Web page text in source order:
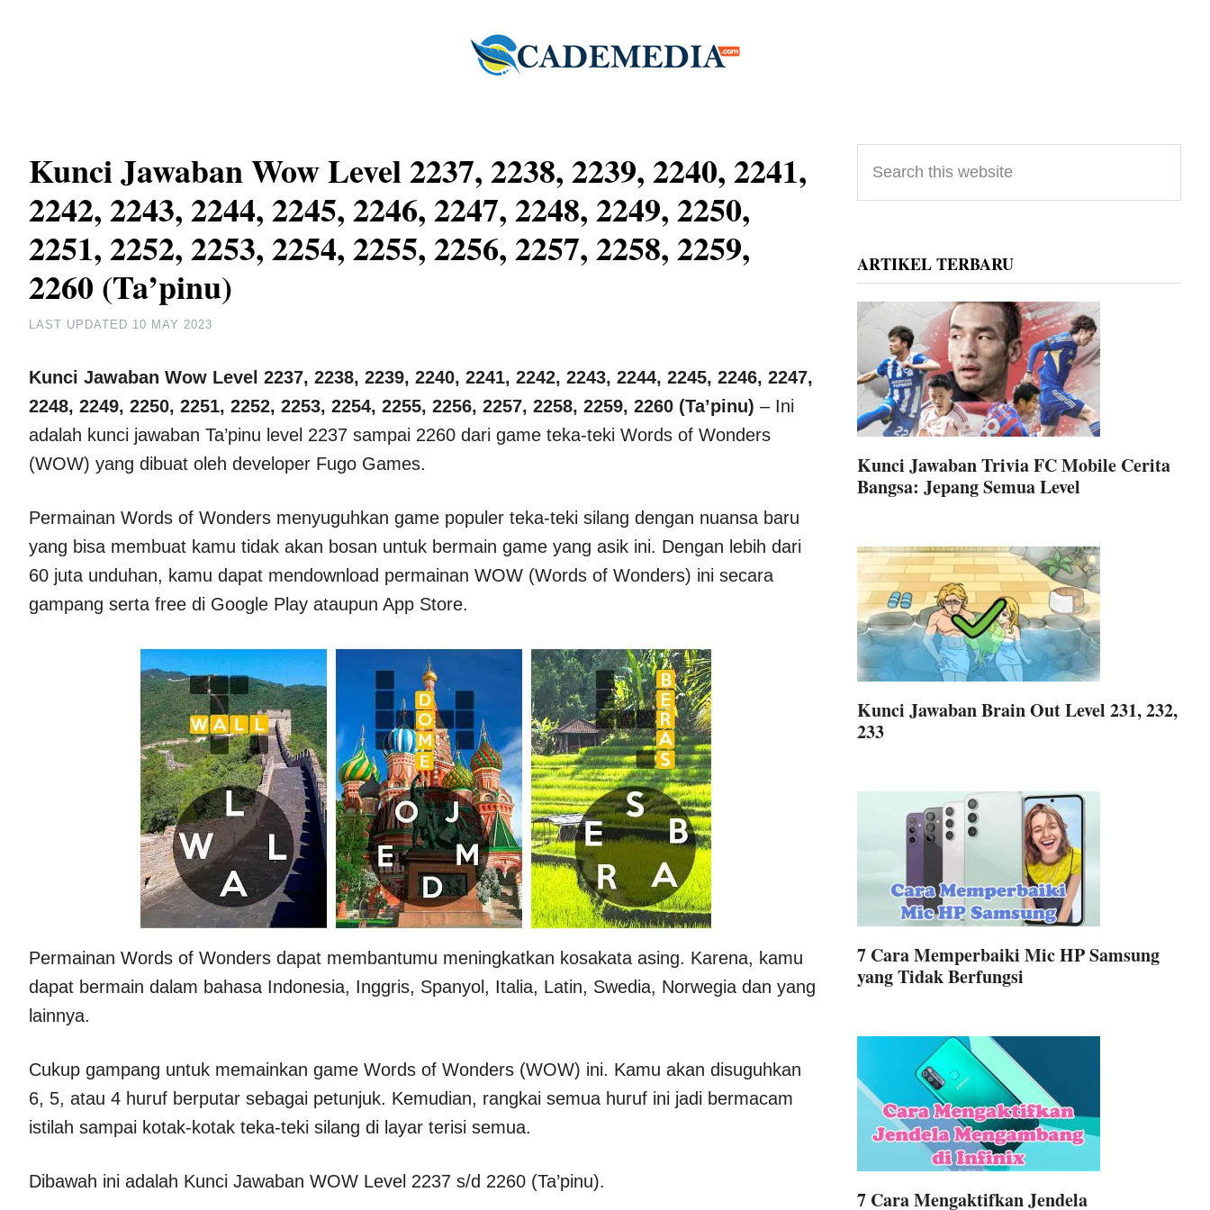
Kunci Jawaban Wow Level 2237, 2238, 2239, 2240, 2241,
2242, 2243, 2244, 2245, 2246, 2247, 2248, 2249, 2250,
2251, 2252, 2253, 2254, 2255, 2256, 2257, 2258, 2259,
2260 (Ta’pinu)
LAST UPDATED 10 MAY 2023
Kunci Jawaban Wow Level 2237, 2238, 2239, 2240, 2241, 2242, 2243, 2244, 2245, 2246, 2247,
2248, 2249, 2250, 2251, 2252, 2253, 2254, 2255, 2256, 2257, 2258, 2259, 2260 (Ta’pinu) – Ini
adalah kunci jawaban Ta’pinu level 2237 sampai 2260 dari game teka-teki Words of Wonders
(WOW) yang dibuat oleh developer Fugo Games.
Permainan Words of Wonders menyuguhkan game populer teka-teki silang dengan nuansa baru
yang bisa membuat kamu tidak akan bosan untuk bermain game yang asik ini. Dengan lebih dari
60 juta unduhan, kamu dapat mendownload permainan WOW (Words of Wonders) ini secara
gampang serta free di Google Play ataupun App Store.
Permainan Words of Wonders dapat membantumu meningkatkan kosakata asing. Karena, kamu
dapat bermain dalam bahasa Indonesia, Inggris, Spanyol, Italia, Latin, Swedia, Norwegia dan yang
lainnya.
Cukup gampang untuk memainkan game Words of Wonders (WOW) ini. Kamu akan disuguhkan
6, 5, atau 4 huruf berputar sebagai petunjuk. Kemudian, rangkai semua huruf ini jadi bermacam
istilah sampai kotak-kotak teka-teki silang di layar terisi semua.
Dibawah ini adalah Kunci Jawaban WOW Level 2237 s/d 2260 (Ta’pinu).
Primary
Sidebar
this
website
ARTIKEL TERBARU
Kunci Jawaban Trivia FC Mobile Cerita
Bangsa: Jepang Semua Level
Kunci Jawaban Brain Out Level 231, 232,
233
7 Cara Memperbaiki Mic HP Samsung
yang Tidak Berfungsi
7 Cara Mengaktifkan Jendela